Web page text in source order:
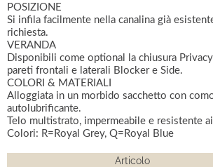
POSIZIONE
Si infila facilmente nella canalina già
richiesta.
VERANDA
Disponibili come optional la chiusura
pareti frontali e laterali Blocker e Side.
COLORI & MATERIALI
Alloggiata in un morbido sacchetto con
autolubrificante.
Telo multistrato, impermeabile e resistente
Colori: R=Royal Grey, Q=Royal Blue
Articolo